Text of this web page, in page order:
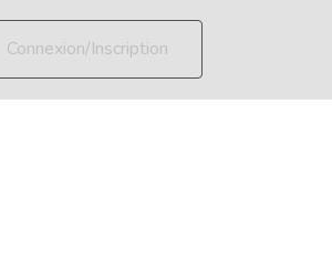
Connexion/Inscription